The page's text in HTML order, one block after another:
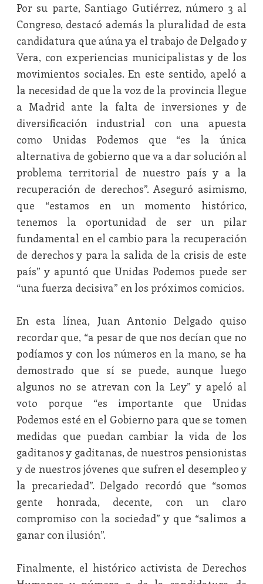
Por su parte, Santiago Gutiérrez, número 3 al
Congreso, destacó además la pluralidad de esta
candidatura que aúna ya el trabajo de Delgado y
Vera, con experiencias municipalistas y de los
movimientos sociales. En este sentido, apeló a
la necesidad de que la voz de la provincia llegue
a Madrid ante la falta de inversiones y de
diversificación industrial con una apuesta
como Unidas Podemos que “es la única
alternativa de gobierno que va a dar solución al
problema territorial de nuestro país y a la
recuperación de derechos”. Aseguró asimismo,
que “estamos en un momento histórico,
tenemos la oportunidad de ser un pilar
fundamental en el cambio para la recuperación
de derechos y para la salida de la crisis de este
país” y apuntó que Unidas Podemos puede ser
“una fuerza decisiva” en los próximos comicios.
En esta línea, Juan Antonio Delgado quiso
recordar que, “a pesar de que nos decían que no
podíamos y con los números en la mano, se ha
demostrado que sí se puede, aunque luego
algunos no se atrevan con la Ley” y apeló al
voto porque “es importante que Unidas
Podemos esté en el Gobierno para que se tomen
medidas que puedan cambiar la vida de los
gaditanos y gaditanas, de nuestros pensionistas
y de nuestros jóvenes que sufren el desempleo y
la precariedad”. Delgado recordó que “somos
gente honrada, decente, con un claro
compromiso con la sociedad” y que “salimos a
ganar con ilusión”.
Finalmente, el histórico activista de Derechos